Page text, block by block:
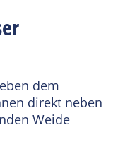
dem
direkt neben
Weide